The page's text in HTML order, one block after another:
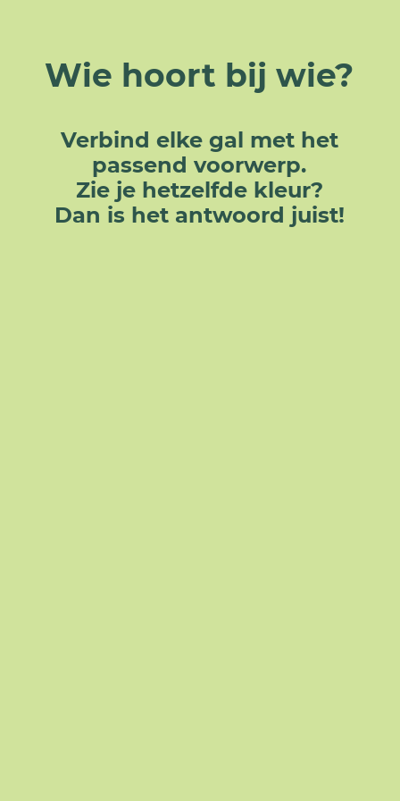
Verbind elke gal met het
passend voorwerp.
Zie je hetzelfde kleur?
Dan is het antwoord juist!
Wie hoort bij wie?